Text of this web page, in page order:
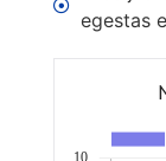
egestas